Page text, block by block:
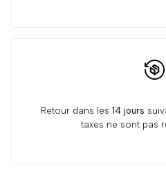
Retour dans les 14 jours
taxes ne sont pas